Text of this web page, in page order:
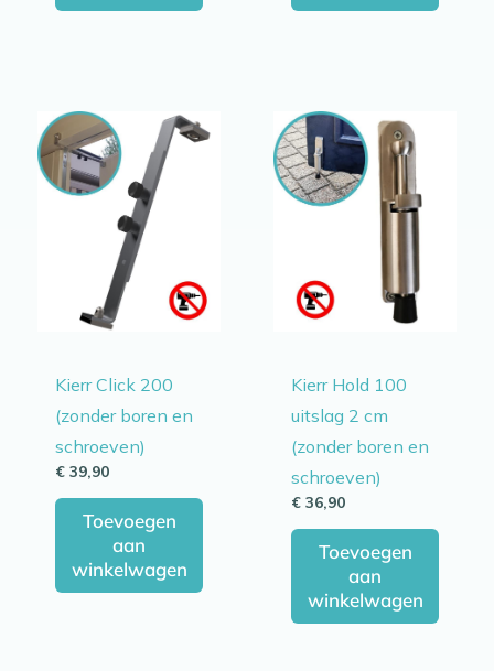
Kierr Click 200
(zonder boren en
schroeven)
€ 39,90
Toevoegen
aan
winkelwagen
Kierr Hold 100
uitslag 2 cm
(zonder boren en
schroeven)
€ 36,90
Toevoegen
aan
winkelwagen